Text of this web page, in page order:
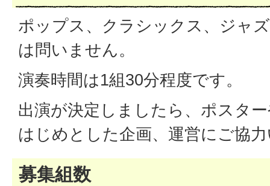
ポップス、クラシックス、ジャ
は問いません。
演奏時間は1組30分程度です。
出演が決定しましたら、ポスタ
はじめとした企画、運営にご協
募集組数